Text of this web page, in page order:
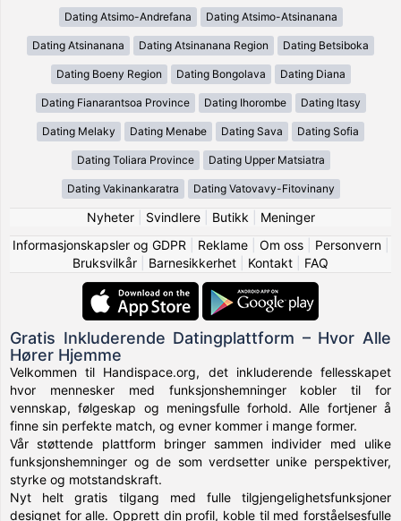
Dating Atsimo-Andrefana Dating Atsimo-Atsinanana
Dating Atsinanana Dating Atsinanana Region Dating Betsiboka
Dating Boeny Region Dating Bongolava Dating Diana
Dating Fianarantsoa Province Dating Ihorombe Dating Itasy
Dating Melaky Dating Menabe Dating Sava Dating Sofia
Dating Toliara Province Dating Upper Matsiatra
Dating Vakinankaratra Dating Vatovavy-Fitovinany
Nyheter| Svindlere| Butikk
Meninger
Informasjonskapsler og GDPR
Reklame| Om oss| Personvern|
Bruksvilkår
Barnesikkerhet Kontakt FAQ
Gratis Inkluderende Datingplattform – Hvor Alle
Hører Hjemme
Velkommen til Handispace.org, det inkluderende fellesskapet
hvor mennesker med funksjonshemninger kobler til for
vennskap, følgeskap og meningsfulle forhold. Alle fortjener å
finne sin perfekte match, og evner kommer i mange former.
Vår støttende plattform bringer sammen individer med ulike
funksjonshemninger og de som verdsetter unike perspektiver,
styrke og motstandskraft.
Nyt helt gratis tilgang med fulle tilgjengelighetsfunksjoner
designet for alle. Opprett din profil, koble til med forståelsesfulle